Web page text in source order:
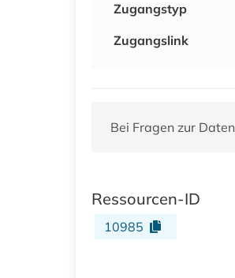
Zugangstyp
Zugangslink
Bei Fragen zur
Ressourcen-ID
10985